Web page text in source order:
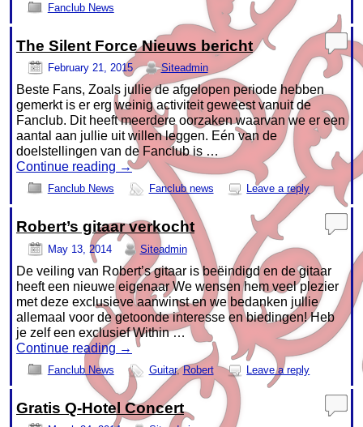
Fanclub News
The Silent Force Nieuws bericht
February 21, 2015 Siteadmin
Beste Fans, Zoals jullie de afgelopen periode hebben
gemerkt is er erg weinig activiteit geweest vanuit de
Fanclub. Dit heeft meerdere oorzaken waarvan we er een
aantal aan jullie uit willen leggen. Eén van de
doelstellingen van de Fanclub is …
Continue reading →
Fanclub News Fanclub news Leave a reply
Robert’s gitaar verkocht
May 13, 2014 Siteadmin
De veiling van Robert’s gitaar is beëindigd en de gitaar
heeft een nieuwe eigenaar We wensen hem veel plezier
met deze exclusieve aanwinst en we bedanken jullie
allemaal voor de getoonde interesse en biedingen! Heb
je zelf een exclusief Within …
Continue reading →
Fanclub News Guitar,Robert Leave a reply
Gratis Q-Hotel Concert